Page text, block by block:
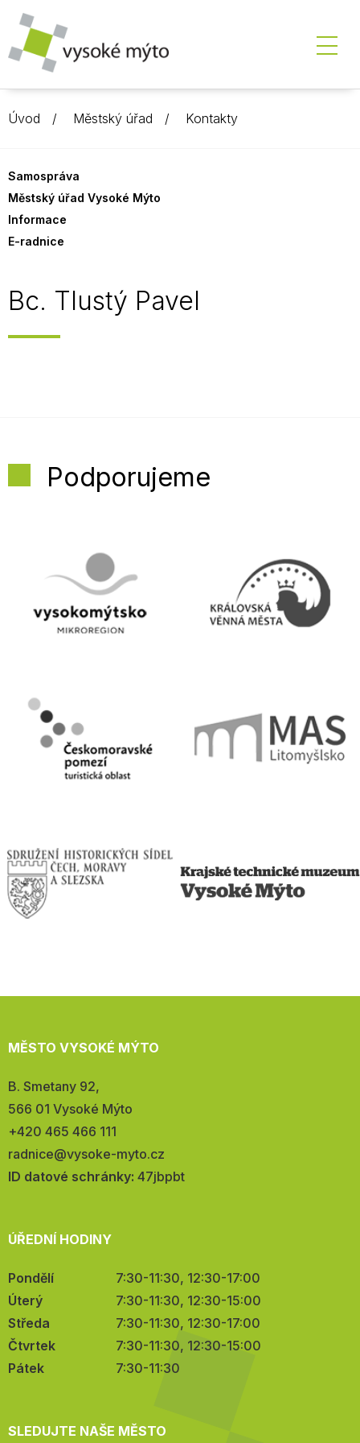
Úvod Městský úřad Kontakty
Samospráva
Městský úřad Vysoké Mýto
Informace
E-radnice
Bc. Tlustý Pavel
Podporujeme
MĚSTO VYSOKÉ MÝTO
Adresa:
B. Smetany 92,
566 01 Vysoké Mýto
Telefon:
+420 465 466 111
E-
mail:
radnice@vysoke-myto.cz
ID datové schránky: 47jbpbt
ÚŘEDNÍ HODINY
Pondělí
7:30-11:30, 12:30-17:00
Úterý
7:30-11:30, 12:30-15:00
Středa
7:30-11:30, 12:30-17:00
Čtvrtek
7:30-11:30, 12:30-15:00
Pátek
7:30-11:30
SLEDUJTE NAŠE MĚSTO